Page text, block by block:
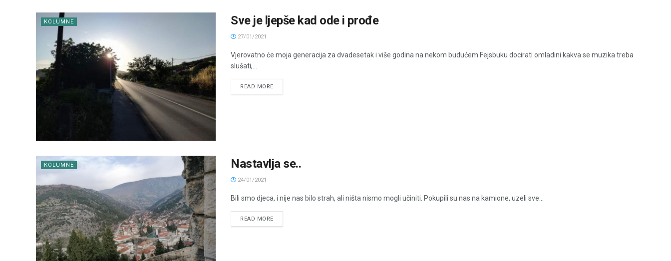
KOLUMNE Sve je ljepše kad ode i prođe
27/01/2021
Vjerovatno će moja generacija za dvadesetak i više godina na nekom budućem Fejsbuku docirati omladini kakva se muzika treba
slušati,...
READ MORE
KOLUMNE Nastavlja se..
24/01/2021
Bili smo djeca, i nije nas bilo strah, ali ništa nismo mogli učiniti. Pokupili su nas na kamione, uzeli sve...
READ MORE